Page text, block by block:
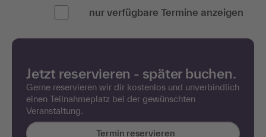
nur verfügbare Termine anzeigen
Jetzt reservieren - später buchen.
Gerne reservieren wir dir kostenlos und unverbindlich
einen Teilnahmeplatz bei der gewünschten
Veranstaltung.
Termin reservieren